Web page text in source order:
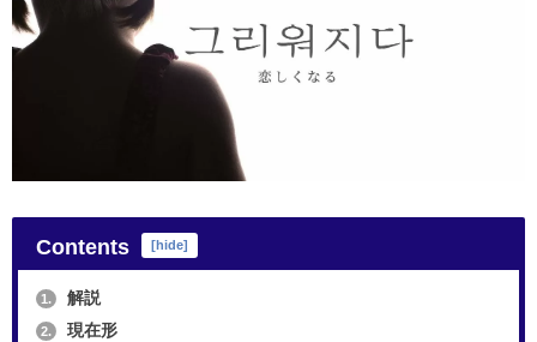
Contents [hide]
1. 解説
2. 現在形